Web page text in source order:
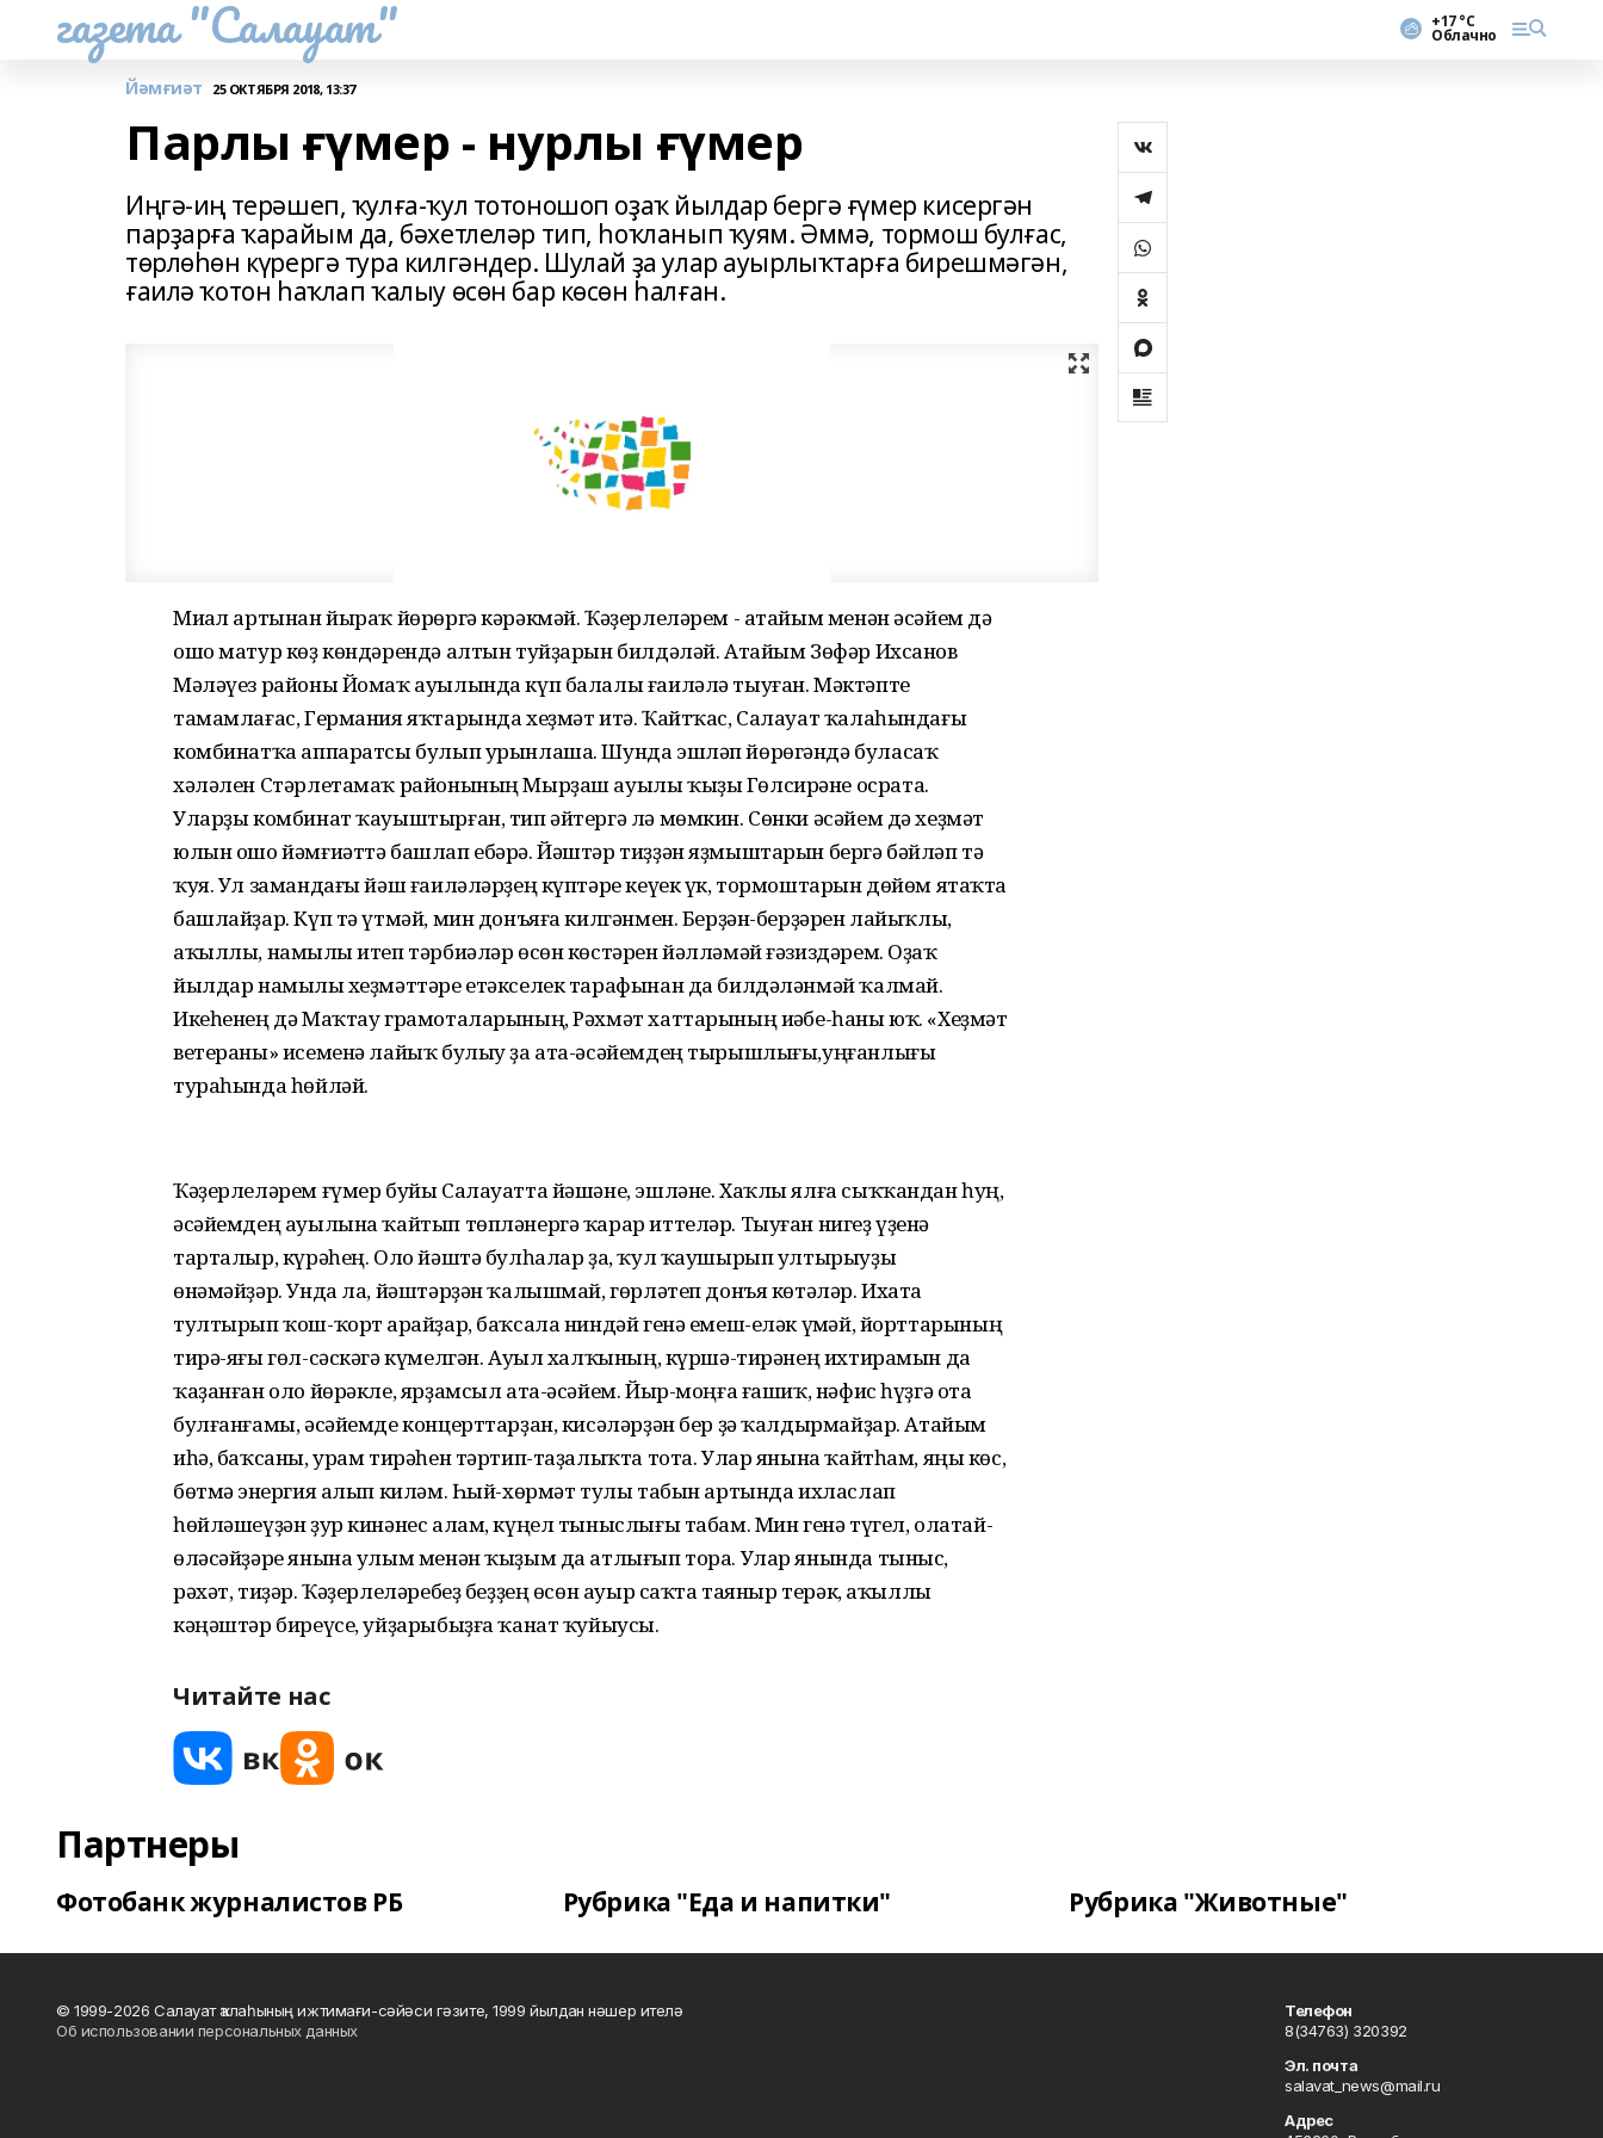
газета "Салауат" +17 °С
Облачно
Йәмғиәт 25 ОКТЯБРЯ 2018, 13:37
Парлы ғүмер - нурлы ғүмер
Иңгә-иң терәшеп, ҡулға-ҡул тотоношоп оҙаҡ йылдар бергә ғүмер кисергән
парҙарға ҡарайым да, бәхетлеләр тип, һоҡланып ҡуям. Әммә, тормош булғас,
төрлөһөн күрергә тура килгәндер. Шулай ҙа улар ауырлыҡтарға бирешмәгән,
ғаилә ҡотон һаҡлап ҡалыу өсөн бар көсөн һалған.
Миҫал артынан йыраҡ йөрөргә кәрәкмәй. Ҡәҙерлеләрем - атайым менән әсәйем дә
ошо матур көҙ көндәрендә алтын туйҙарын билдәләй. Атайым Зөфәр Ихсанов
Мәләүез районы Йомаҡ ауылында күп балалы ғаиләлә тыуған. Мәктәпте
тамамлағас, Германия яҡтарында хеҙмәт итә. Ҡайтҡас, Салауат ҡалаһындағы
комбинатҡа аппаратсы булып урынлаша. Шунда эшләп йөрөгәндә буласаҡ
хәләлен Стәрлетамаҡ районының Мырҙаш ауылы ҡыҙы Гөлсирәне осрата.
Уларҙы комбинат ҡауыштырған, тип әйтергә лә мөмкин. Сөнки әсәйем дә хеҙмәт
юлын ошо йәмғиәттә башлап ебәрә. Йәштәр тиҙҙән яҙмыштарын бергә бәйләп тә
ҡуя. Ул замандағы йәш ғаиләләрҙең күптәре кеүек үк, тормоштарын дөйөм ятаҡта
башлайҙар. Күп тә үтмәй, мин донъяға килгәнмен. Берҙән-берҙәрен лайыҡлы,
аҡыллы, намыҫлы итеп тәрбиәләр өсөн көстәрен йәлләмәй ғәзиздәрем. Оҙаҡ
йылдар намыҫлы хеҙмәттәре етәкселек тарафынан да билдәләнмәй ҡалмай.
Икеһенең дә Маҡтау грамоталарының, Рәхмәт хаттарының иҫәбе-һаны юҡ. «Хеҙмәт
ветераны» исеменә лайыҡ булыу ҙа ата-әсәйемдең тырышлығы,уңғанлығы
тураһында һөйләй.
Ҡәҙерлеләрем ғүмер буйы Салауатта йәшәне, эшләне. Хаҡлы ялға сыҡҡандан һуң,
әсәйемдең ауылына ҡайтып төпләнергә ҡарар иттеләр. Тыуған нигеҙ үҙенә
тарталыр, күрәһең. Оло йәштә булһалар ҙа, ҡул ҡаушырып ултырыуҙы
өнәмәйҙәр. Унда ла, йәштәрҙән ҡалышмай, гөрләтеп донъя көтәләр. Ихата
тултырып ҡош-ҡорт аҫрайҙар, баҡсала ниндәй генә емеш-еләк үҫмәй, йорттарының
тирә-яғы гөл-сәскәгә күмелгән. Ауыл халҡының, күршә-тирәнең ихтирамын да
ҡаҙанған оло йөрәкле, ярҙамсыл ата-әсәйем. Йыр-моңға ғашиҡ, нәфис һүҙгә оҫта
булғанғамы, әсәйемде концерттарҙан, кисәләрҙән бер ҙә ҡалдырмайҙар. Атайым
иһә, баҡсаны, урам тирәһен тәртип-таҙалыҡта тота. Улар янына ҡайтһам, яңы көс,
бөтмәҫ энергия алып киләм. Һый-хөрмәт тулы табын артында ихласлап
һөйләшеүҙән ҙур кинәнес алам, күңел тыныслығы табам. Мин генә түгел, олатай-
өләсәйҙәре янына улым менән ҡыҙым да атлығып тора. Улар янында тыныс,
рәхәт, тиҙәр. Ҡәҙерлеләребеҙ беҙҙең өсөн ауыр саҡта таяныр терәк, аҡыллы
кәңәштәр биреүсе, уйҙарыбыҙға ҡанат ҡуйыусы.
Читайте нас
Партнеры
Фотобанк журналистов РБ Рубрика "Еда и напитки" Рубрика "Животные"
© 1999-2026 Салауат ҡалаһының ижтимағи-сәйәси гәзите, 1999 йылдан нәшер ителә
Об использовании персональных данных
Телефон
8(34763) 320392
Эл. почта
salavat_news@mail.ru
Адрес